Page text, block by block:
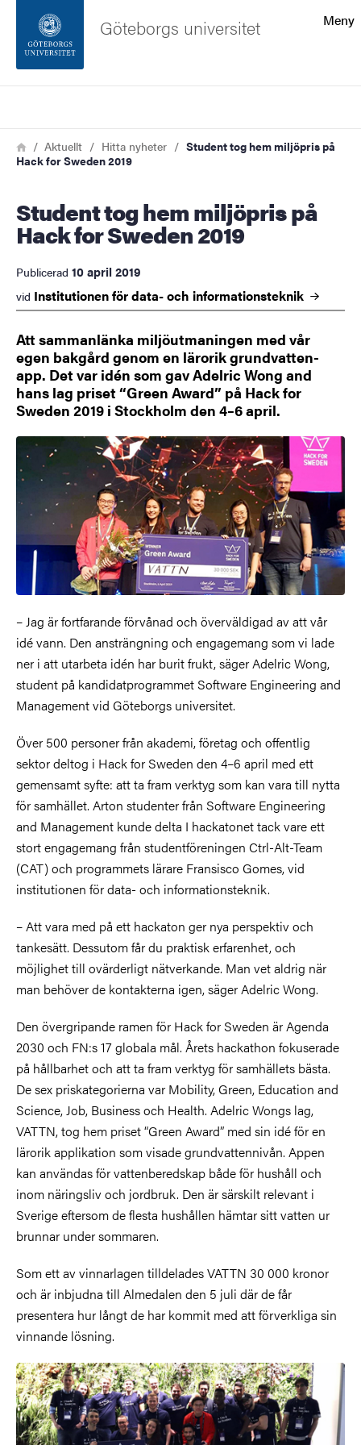
Sidfoten
Om webbplatsen
Meny
Göteborgs universitet
Länkstig
HemAktuellt Hitta nyheter
Student tog hem miljöpris på
Hack for Sweden 2019
Student tog hem miljöpris på
Hack for Sweden 2019
Publicerad 10 april 2019
vid Institutionen för data- och informationsteknik
Att sammanlänka miljöutmaningen med vår
egen bakgård genom en lärorik grundvatten-
app. Det var idén som gav Adelric Wong and
hans lag priset “Green Award” på Hack for
Sweden 2019 i Stockholm den 4–6 april.
– Jag är fortfarande förvånad och överväldigad av att vår
idé vann. Den ansträngning och engagemang som vi lade
ner i att utarbeta idén har burit frukt, säger Adelric Wong,
student på kandidatprogrammet Software Engineering and
Management vid Göteborgs universitet.
Över 500 personer från akademi, företag och offentlig
sektor deltog i Hack for Sweden den 4–6 april med ett
gemensamt syfte: att ta fram verktyg som kan vara till nytta
för samhället. Arton studenter från Software Engineering
and Management kunde delta I hackatonet tack vare ett
stort engagemang från studentföreningen Ctrl-Alt-Team
(CAT) och programmets lärare Fransisco Gomes, vid
institutionen för data- och informationsteknik.
– Att vara med på ett hackaton ger nya perspektiv och
tankesätt. Dessutom får du praktisk erfarenhet, och
möjlighet till ovärderligt nätverkande. Man vet aldrig när
man behöver de kontakterna igen, säger Adelric Wong.
Den övergripande ramen för Hack for Sweden är Agenda
2030 och FN:s 17 globala mål. Årets hackathon fokuserade
på hållbarhet och att ta fram verktyg för samhällets bästa.
De sex priskategorierna var Mobility, Green, Education and
Science, Job, Business och Health. Adelric Wongs lag,
VATTN, tog hem priset “Green Award” med sin idé för en
lärorik applikation som visade grundvattennivån. Appen
kan användas för vattenberedskap både för hushåll och
inom näringsliv och jordbruk. Den är särskilt relevant i
Sverige eftersom de flesta hushållen hämtar sitt vatten ur
brunnar under sommaren.
Som ett av vinnarlagen tilldelades VATTN 30 000 kronor
och är inbjudna till Almedalen den 5 juli där de får
presentera hur långt de har kommit med att förverkliga sin
vinnande lösning.